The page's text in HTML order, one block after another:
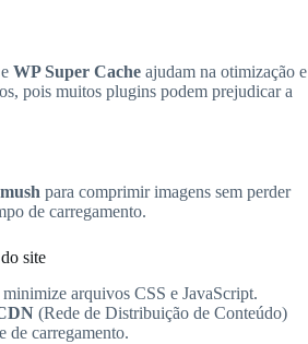
e WP Super Cache ajudam na otimização e
pois muitos plugins podem prejudicar a
para comprimir imagens sem perder
de carregamento.
site
minimize arquivos CSS e JavaScript.
(Rede de Distribuição de Conteúdo)
de carregamento.